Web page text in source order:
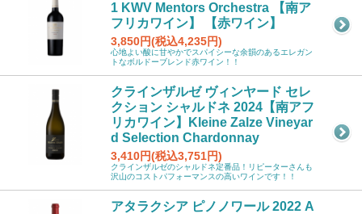
1 KWV Mentors Orchestra 【南ア
フリカワイン】 【赤ワイン】
3,850円(税込4,235円)
心地よい酸に甘やかでスパイシーな余韻のあるエレガン
トなボルドーブレンド赤ワイン！！
クラインザルゼ ヴィンヤード セレ
クション シャルドネ 2024【南アフ
リカワイン】Kleine Zalze Vineyar
d Selection Chardonnay
3,410円(税込3,751円)
クラインザルゼのシャルドネ定番品！リピーターさんも
沢山のコストパフォーマンスの高いワインです！！
アタラクシア ピノノワール 2022 A